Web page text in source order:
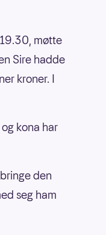
møtte
Sire hadde
kroner. I
kona har
den
seg ham